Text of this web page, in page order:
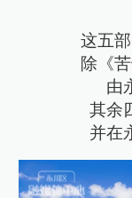
这五
除《
由
其余
并在